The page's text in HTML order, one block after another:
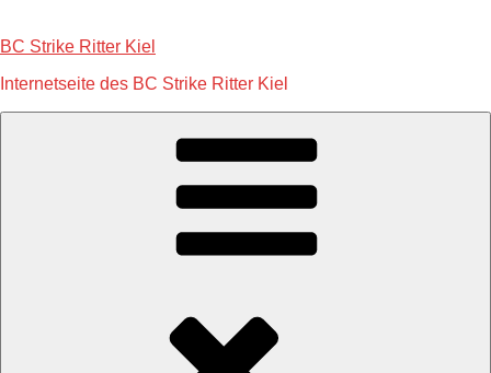
springen
BC Strike Ritter Kiel
Internetseite des BC Strike Ritter Kiel